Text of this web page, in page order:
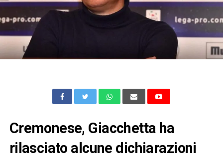
Cremonese, Giacchetta ha
rilasciato alcune dichiarazioni